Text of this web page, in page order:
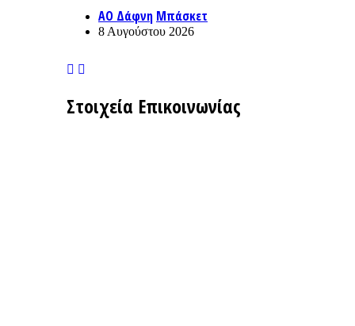
ΑΟ Δάφνη Μπάσκετ
8 Αυγούστου 2026
Στοιχεία Επικοινωνίας